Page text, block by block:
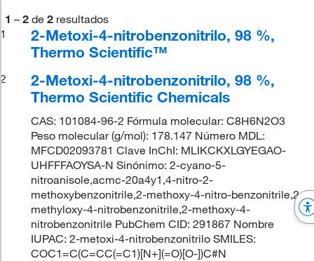
1 – 2 de 2 resultados
1
2-Metoxi-4-nitrobenzonitrilo, 98 %,
Thermo Scientific™
2
2-Metoxi-4-nitrobenzonitrilo, 98 %,
Thermo Scientific Chemicals
CAS: 101084-96-2 Fórmula molecular: C8H6N2O3
Peso molecular (g/mol): 178.147 Número MDL:
MFCD02093781 Clave InChI: MLIKCKXLGYEGAO-
UHFFFAOYSA-N Sinónimo: 2-cyano-5-
nitroanisole,acmc-20a4y1,4-nitro-2-
methoxybenzonitrile,2-methoxy-4-nitro-benzonitrile,2-
methyloxy-4-nitrobenzonitrile,2-methoxy-4-
nitrobenzonitrile PubChem CID: 291867 Nombre
IUPAC: 2-metoxi-4-nitrobenzonitrilo SMILES:
COC1=C(C=CC(=C1)[N+](=O)[O-])C#N